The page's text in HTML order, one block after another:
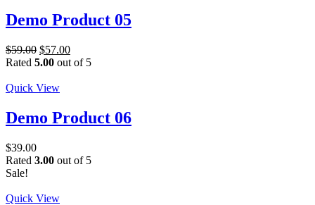
Demo Product 05
$59.00 $57.00
Rated 5.00 out of 5
Quick View
Demo Product 06
$39.00
Rated 3.00 out of 5
Sale!
Quick View